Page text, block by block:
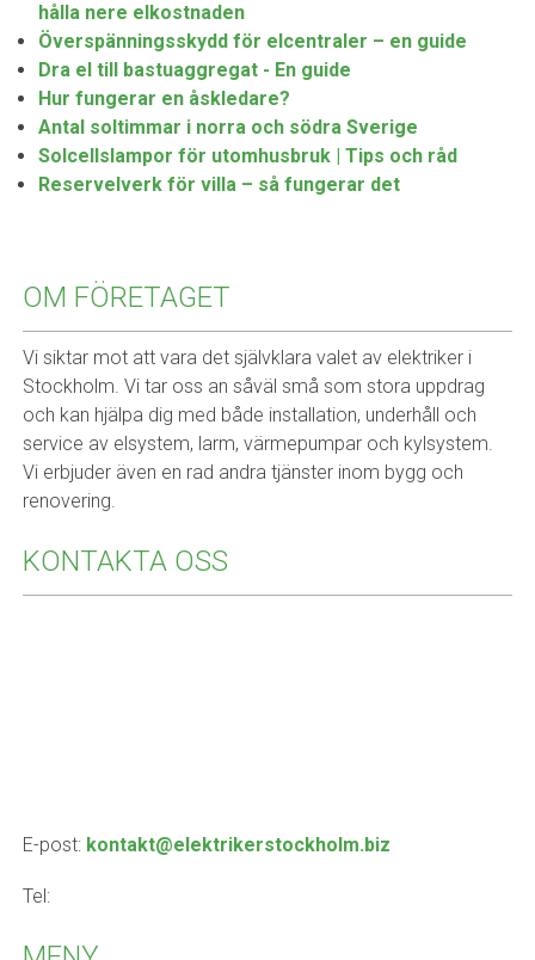
hålla nere elkostnaden
Överspänningsskydd för elcentraler – en guide
Dra el till bastuaggregat - En guide
Hur fungerar en åskledare?
Antal soltimmar i norra och södra Sverige
Solcellslampor för utomhusbruk | Tips och råd
Reservelverk för villa – så fungerar det
OM FÖRETAGET
Vi siktar mot att vara det självklara valet av elektriker i
Stockholm. Vi tar oss an såväl små som stora uppdrag
och kan hjälpa dig med både installation, underhåll och
service av elsystem, larm, värmepumpar och kylsystem.
Vi erbjuder även en rad andra tjänster inom bygg och
renovering.
KONTAKTA OSS
E-post: kontakt@elektrikerstockholm.biz
Tel: